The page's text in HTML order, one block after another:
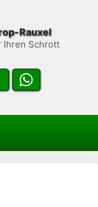
Rauxel
Ihren Schrott